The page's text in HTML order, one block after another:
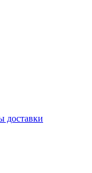
доставки